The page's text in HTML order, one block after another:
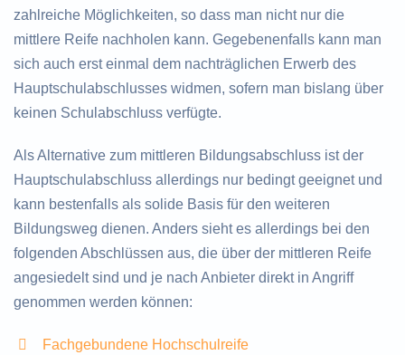
zahlreiche Möglichkeiten, so dass man nicht nur die
mittlere Reife nachholen kann. Gegebenenfalls kann man
sich auch erst einmal dem nachträglichen Erwerb des
Hauptschulabschlusses widmen, sofern man bislang über
keinen Schulabschluss verfügte.
Als Alternative zum mittleren Bildungsabschluss ist der
Hauptschulabschluss allerdings nur bedingt geeignet und
kann bestenfalls als solide Basis für den weiteren
Bildungsweg dienen. Anders sieht es allerdings bei den
folgenden Abschlüssen aus, die über der mittleren Reife
angesiedelt sind und je nach Anbieter direkt in Angriff
genommen werden können:
Fachgebundene Hochschulreife